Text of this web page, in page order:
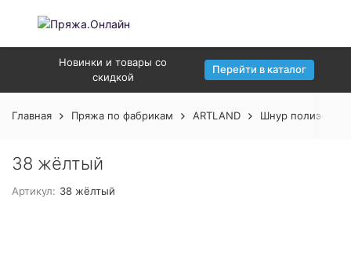
Новинки и товары со
скидкой
Перейти в каталог
Главная Пряжа по фабрикам ARTLAND Шнур
38 жёлтый
Артикул: 38 жёлтый